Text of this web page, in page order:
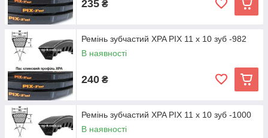
235 ₴
Ремінь зубчастий XPA PIX 11 х 10 зуб -982
В наявності
240 ₴
Ремінь зубчастий XPA PIX 11 х 10 зуб -1000
В наявності